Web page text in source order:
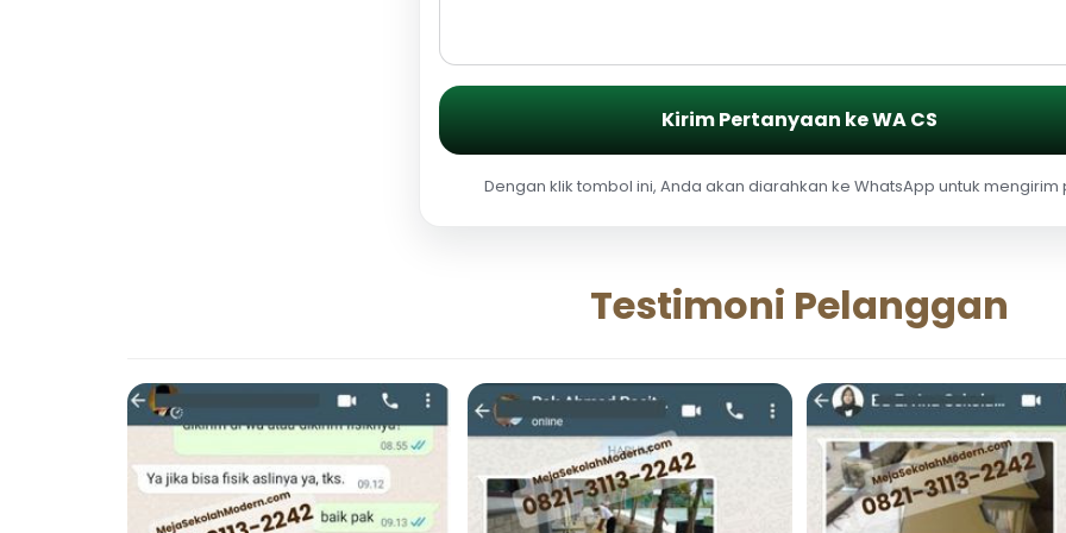
Kirim Pertanyaan ke WA CS
Dengan klik tombol ini, Anda akan diarahkan ke WhatsApp untuk mengirim
Testimoni Pelanggan